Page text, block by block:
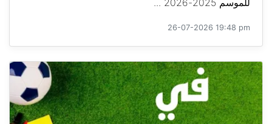
26-07-2026 19:48 pm